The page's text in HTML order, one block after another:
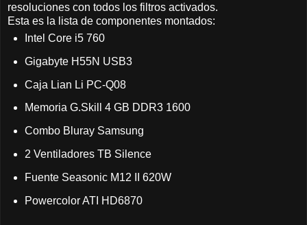
resoluciones con todos los filtros activados.
Esta es la lista de componentes montados:
Intel Core i5 760
Gigabyte H55N USB3
Caja Lian Li PC-Q08
Memoria G.Skill 4 GB DDR3 1600
Combo Bluray Samsung
2 Ventiladores TB Silence
Fuente Seasonic M12 II 620W
Powercolor ATI HD6870